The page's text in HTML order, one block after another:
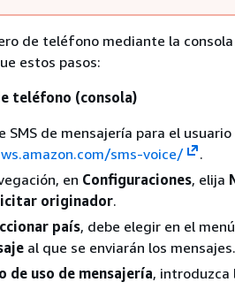
de teléfono mediante la
estos pasos:
teléfono (consola)
SMS de mensajería para el usuario
sms-voice/
.
en Configuraciones, elija
originador.
país, debe elegir en el
al que se enviarán los
de uso de mensajería, introduzca